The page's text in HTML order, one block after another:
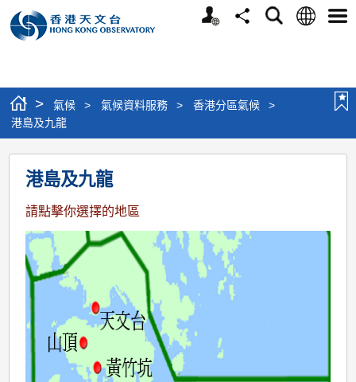
個
分
搜
語
選
> 氣候 > 氣候資料服務 > 香港分區氣候
>
港島及九龍
港
島
及
九
龍
港島及九龍
請點擊你選擇的地區